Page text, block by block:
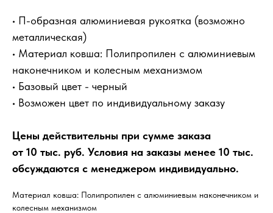
• П-образная алюминиевая рукоятка (возможно
металлическая)
• Материал ковша: Полипропилен с алюминиевым
наконечником и колесным механизмом
• Базовый цвет - черный
• Возможен цвет по индивидуальному заказу
Цены действительны при сумме заказа
от 10 тыс. руб. Условия на заказы менее 10 тыс.
обсуждаются с менеджером индивидуально.
Материал ковша: Полипропилен с алюминиевым наконечником и
колесным механизмом